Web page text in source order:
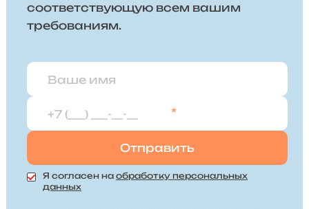
соответствующую всем вашим
требованиям.
*
Я согласен на обработку персональных
данных